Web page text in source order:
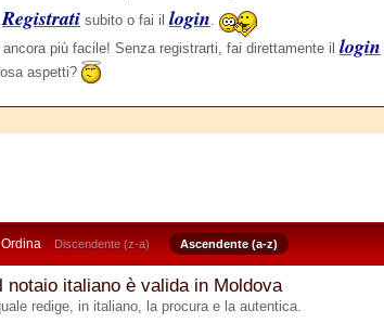
Registrati subito o fai il login.
ancora più facile! Senza registrarti, fai direttamente il login
aspetti?
Ordina Discendente (z-a) Ascendente (a-z)
notaio italiano è valida in Moldova
redige, in italiano, la procura e la autentica.